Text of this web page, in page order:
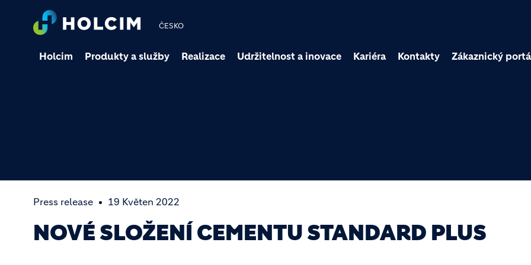
ČESKO
Holcim Produkty a služby Realizace Udržitelnost a inovace Kariéra Kontakty Zákaznický
Press release 19 Květen 2022
NOVÉ SLOŽENÍ CEMENTU STANDARD PLUS